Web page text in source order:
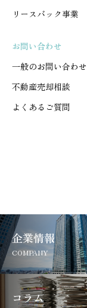
リースバック事業
お問い合わせ
一般のお問い合わせ
不動産売却相談
よくあるご質問
企業情報
COMPANY
コラム